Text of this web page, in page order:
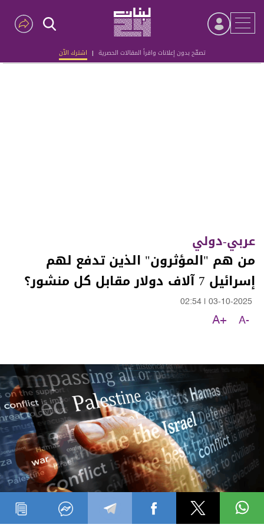
تصفّح بدون إعلانات واقرأ المقالات الحصرية | اشترك الآن
Advertisement
عربي-دولي
من هم "المؤثرون" الذين تدفع لهم
إسرائيل 7 آلاف دولار مقابل كل منشور؟
03-10-2025
02:54
A-
A+